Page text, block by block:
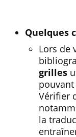
Quelques
Lors de
grilles
pouvant
Vérifier
la